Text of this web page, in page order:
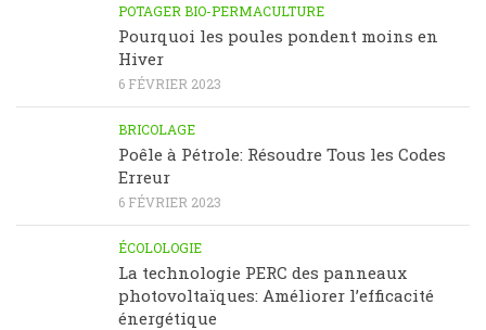
POTAGER BIO-PERMACULTURE
Pourquoi les poules pondent moins en
Hiver
6 FÉVRIER 2023
BRICOLAGE
Poêle à Pétrole: Résoudre Tous les Codes
Erreur
6 FÉVRIER 2023
ÉCOLOLOGIE
La technologie PERC des panneaux
photovoltaïques: Améliorer l’efficacité
énergétique